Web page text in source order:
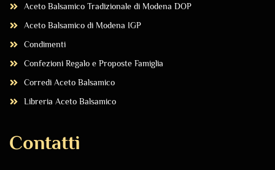
Aceto Balsamico Tradizionale di Modena DOP
Aceto Balsamico di Modena IGP
Condimenti
Confezioni Regalo e Proposte Famiglia
Corredi Aceto Balsamico
Libreria Aceto Balsamico
Contatti